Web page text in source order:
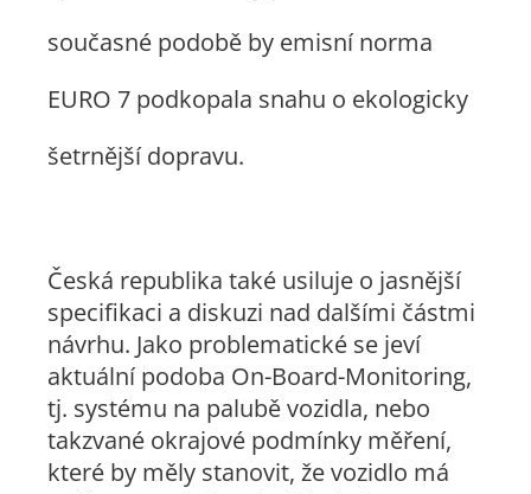
současné podobě by emisní norma
EURO 7 podkopala snahu o ekologicky
šetrnější dopravu.
Česká republika také usiluje o jasnější
specifikaci a diskuzi nad dalšími částmi
návrhu. Jako problematické se jeví
aktuální podoba On-Board-Monitoring,
tj. systému na palubě vozidla, nebo
takzvané okrajové podmínky měření,
které by měly stanovit, že vozidlo má